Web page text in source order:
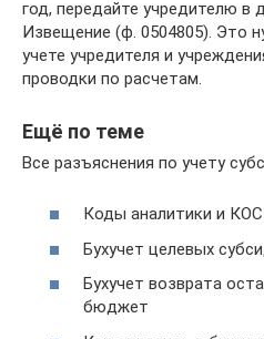
год, передайте учредителю в
Извещение (ф. 0504805). Это
учете учредителя и
проводки по расчетам.
Ещё по теме
Все разъяснения по учету
Коды аналитики и
Бухучет целевых
Бухучет возврата
бюджет